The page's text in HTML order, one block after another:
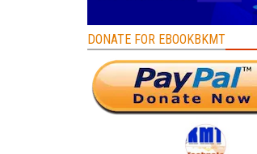
DONATE FOR EBOOKBKMT